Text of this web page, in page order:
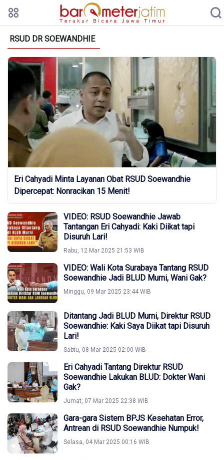
RSUD DR SOEWANDHIE
Eri Cahyadi Minta Layanan Obat RSUD Soewandhie
Dipercepat: Nonracikan 15 Menit!
VIDEO: RSUD Soewandhie Jawab
Tantangan Eri Cahyadi: Kaki Diikat tapi
Disuruh Lari!
Rabu, 12 Mar 2025 21:53 WIB
VIDEO: Wali Kota Surabaya Tantang RSUD
Soewandhie Jadi BLUD Murni, Wani Gak?
Minggu, 09 Mar 2025 23:44 WIB
Ditantang Jadi BLUD Murni, Direktur RSUD
Soewandhie: Kaki Saya Diikat tapi Disuruh
Lari!
Sabtu, 08 Mar 2025 02:00 WIB
Eri Cahyadi Tantang Direktur RSUD
Soewandhie Lakukan BLUD: Dokter Wani
Gak?
Jumat, 07 Mar 2025 22:38 WIB
Gara-gara Sistem BPJS Kesehatan Error,
Antrean di RSUD Soewandhie Numpuk!
Selasa, 04 Mar 2025 00:16 WIB